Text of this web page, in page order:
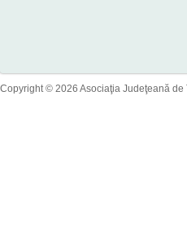
Copyright © 2026 Asociaţia Judeţeană